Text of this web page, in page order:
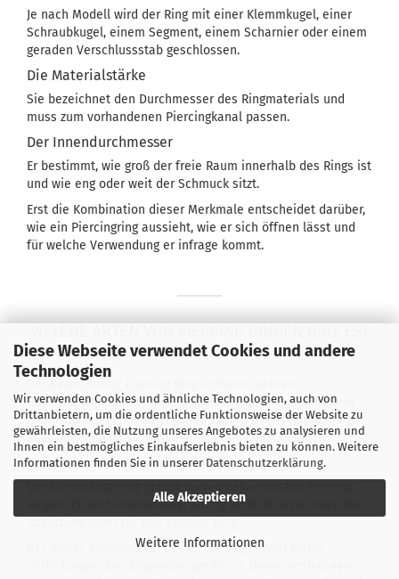
Diese Webseite verwendet Cookies und andere
Technologien
Wir verwenden Cookies und ähnliche Technologien, auch von
Drittanbietern, um die ordentliche Funktionsweise der Website zu
gewährleisten, die Nutzung unseres Angebotes zu analysieren und
Ihnen ein bestmögliches Einkaufserlebnis bieten zu können. Weitere
Informationen finden Sie in unserer Datenschutzerklärung.
Alle Akzeptieren
Weitere Informationen
Je nach Modell wird der Ring mit einer Klemmkugel, einer
Schraubkugel, einem Segment, einem Scharnier oder einem
geraden Verschlussstab geschlossen.
Die Materialstärke
Sie bezeichnet den Durchmesser des Ringmaterials und
muss zum vorhandenen Piercingkanal passen.
Der Innendurchmesser
Er bestimmt, wie groß der freie Raum innerhalb des Rings ist
und wie eng oder weit der Schmuck sitzt.
Erst die Kombination dieser Merkmale entscheidet darüber,
wie ein Piercingring aussieht, wie er sich öffnen lässt und
für welche Verwendung er infrage kommt.
Die Bezeichnung Piercing Ring umfasst mehrere
unterschiedliche Schmuckformen. Sie ähneln sich in ihrer
grundsätzlich gebogenen Konstruktion, unterscheiden sich
aber bei Verschluss, Handhabung und Optik deutlich.
Klemmkugelringe und BCR Piercing Ringe
Ringen. Er wird international häufig als BCR bezeichnet. Die
Bei dieser Konstruktion besitzt die Kugel zwei kleine